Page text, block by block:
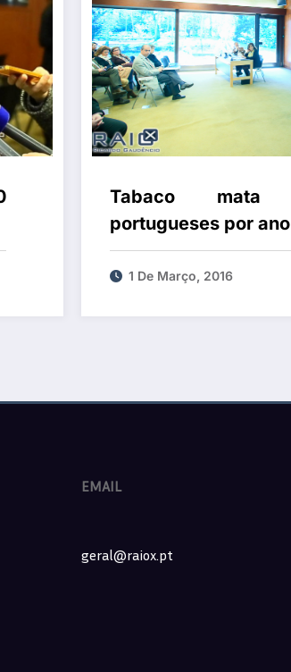
Tabaco
portugueses por ano
1 De Março, 2016
EMAIL
geral@raiox.pt